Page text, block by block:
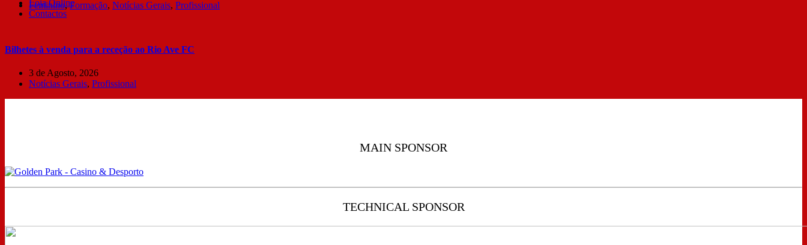
Loja Online
Contactos
Feminino,Formação, Notícias Gerais, Profissional
Bilhetes à venda para a receção ao Rio Ave FC
3 de Agosto, 2026
Notícias Gerais, Profissional
MAIN SPONSOR
TECHNICAL SPONSOR